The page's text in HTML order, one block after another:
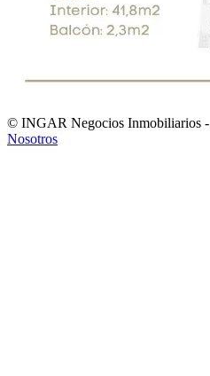
© INGAR Negocios Inmobiliarios -
Nosotros